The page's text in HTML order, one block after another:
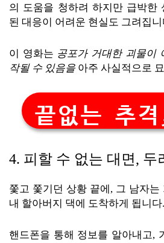
의 도움을 청하려 하지만 급박한
된 대응이 어려운 현실도 그려집니
이 영화는 공포가 거대한 괴물이
작될 수 있음을 아주 사실적으로
끝없는 추
4. 피할 수 없는 대면, 두
쫓고 쫓기던 상황 끝에, 그 남자
내 할아버지 댁에 도착하게 됩니다.
핸드폰을 통해 정보를 알아내고,